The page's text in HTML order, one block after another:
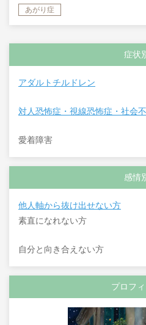
あがり症
症状
アダルトチルドレン
対人恐怖症・視線恐怖症・社会
愛着障害
感情
他人軸から抜け出せない方
素直になれない方
自分と向き合えない方
プロフ